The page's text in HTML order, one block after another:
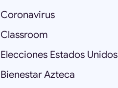
Coronavirus
Classroom
Elecciones Estados Unidos
Bienestar Azteca